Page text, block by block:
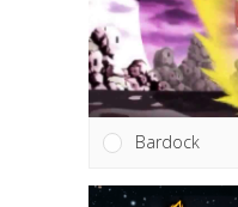
Bardock